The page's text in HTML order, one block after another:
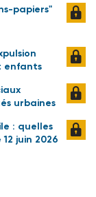
papiers"
enfants
urbaines
: quelles
juin 2026